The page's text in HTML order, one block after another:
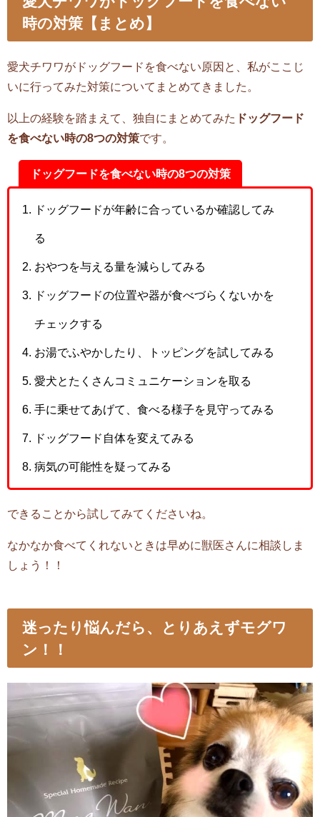
時の対策【まとめ】
愛犬チワワがドッグフードを食べない原因と、私がここじ
いに行ってみた対策についてまとめてきました。
以上の経験を踏まえて、独自にまとめてみた ドッグフード
を食べない時の8つの対策です。
ドッグフードを食べない時の8つの対策
ドッグフードが年齢に合っているか確認してみ
る
おやつを与える量を減らしてみる
ドッグフードの位置や器が食べづらくないかを
チェックする
お湯でふやかしたり、トッピングを試してみる
愛犬とたくさんコミュニケーションを取る
手に乗せてあげて、食べる様子を見守ってみる
ドッグフード自体を変えてみる
病気の可能性を疑ってみる
できることから試してみてくださいね。
なかなか食べてくれないときは早めに獣医さんに相談しま
しょう！！
迷ったり悩んだら、とりあえずモグワ
ン！！